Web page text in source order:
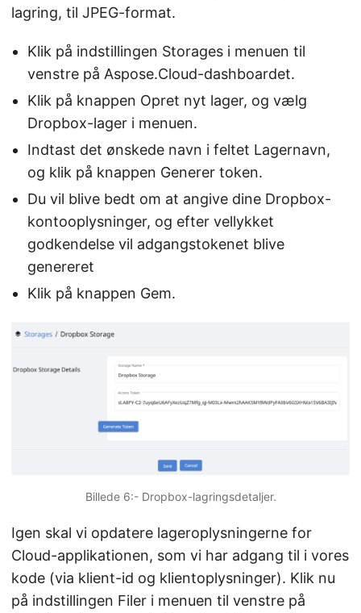
lagring, til JPEG-format.
Klik på indstillingen Storages i menuen til
venstre på Aspose.Cloud-dashboardet.
Klik på knappen Opret nyt lager, og vælg
Dropbox-lager i menuen.
Indtast det ønskede navn i feltet Lagernavn,
og klik på knappen Generer token.
Du vil blive bedt om at angive dine Dropbox-
kontooplysninger, og efter vellykket
godkendelse vil adgangstokenet blive
genereret
Klik på knappen Gem.
Billede 6:- Dropbox-lagringsdetaljer.
Igen skal vi opdatere lageroplysningerne for
Cloud-applikationen, som vi har adgang til i vores
kode (via klient-id og klientoplysninger). Klik nu
på indstillingen Filer i menuen til venstre på